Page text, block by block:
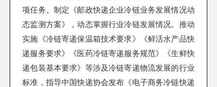
项任务。制定《邮政快递企业冷链业务发展情况动
态监测方案》，动态掌握行业冷链发展情况。推动
实施《冷链寄递保温箱技术要求》《鲜活水产品快
递服务要求》《医药冷链寄递服务规范》《生鲜快
递包装基本要求》等涉及冷链寄递物流发展的行业
标准，指导中国快递协会发布《电子商务冷链快递